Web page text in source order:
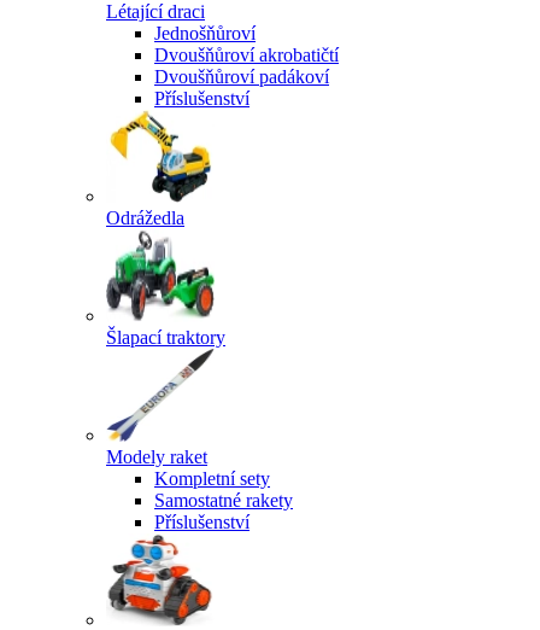
Létající draci
Jednošňůroví
Dvoušňůroví akrobatičtí
Dvoušňůroví padákoví
Příslušenství
Odrážedla
Šlapací traktory
Modely raket
Kompletní sety
Samostatné rakety
Příslušenství